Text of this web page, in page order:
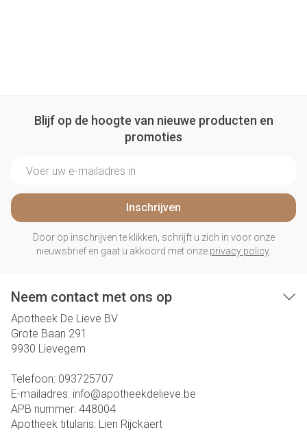
Blijf op de hoogte van nieuwe producten en
promoties
Inschrijven
Door op inschrijven te klikken, schrijft u zich in voor onze
nieuwsbrief en gaat u akkoord met onze privacy policy.
Neem contact met ons op
Apotheek De Lieve BV
Grote Baan 291
9930 Lievegem
Telefoon: 093725707
E-mailadres: info@apotheekdelieve.be
APB nummer: 448004
Apotheek titularis: Lien Rijckaert